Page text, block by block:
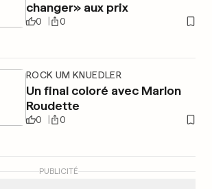
changer» aux prix
0 0
ROCK UM KNUEDLER
Un final coloré avec Marlon
Roudette
0 0
PUBLICITÉ